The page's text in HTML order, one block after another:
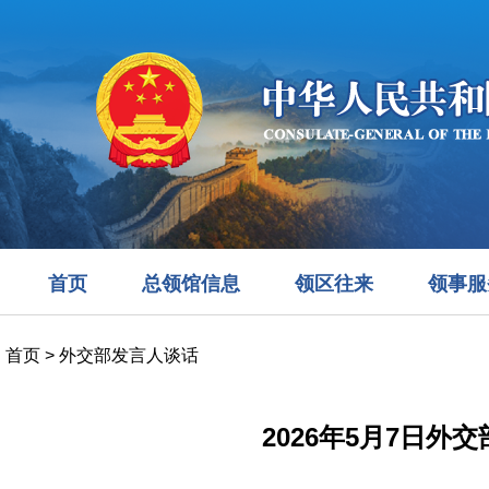
首页 总领馆信息 领区往来 领事
首页 > 外交部发言人谈话
2026年5月7日外